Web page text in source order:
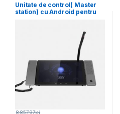
Unitate de control( Master
station) cu Android pentru
8,857.97lei